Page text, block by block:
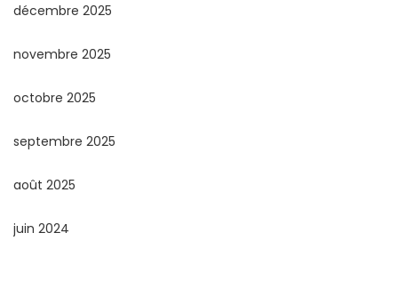
décembre 2025
novembre 2025
octobre 2025
septembre 2025
août 2025
juin 2024